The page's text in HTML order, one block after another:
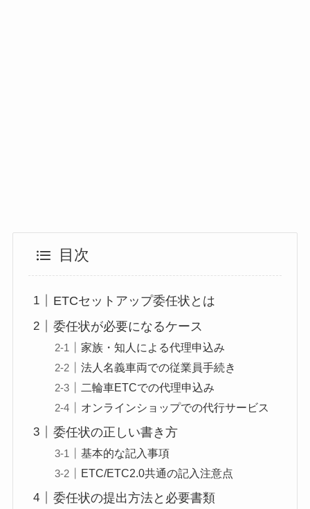
目次
ETCセットアップ委任状とは
委任状が必要になるケース
家族・知人による代理申込み
法人名義車両での従業員手続き
二輪車ETCでの代理申込み
オンラインショップでの代行サービス
委任状の正しい書き方
基本的な記入事項
ETC/ETC2.0共通の記入注意点
委任状の提出方法と必要書類